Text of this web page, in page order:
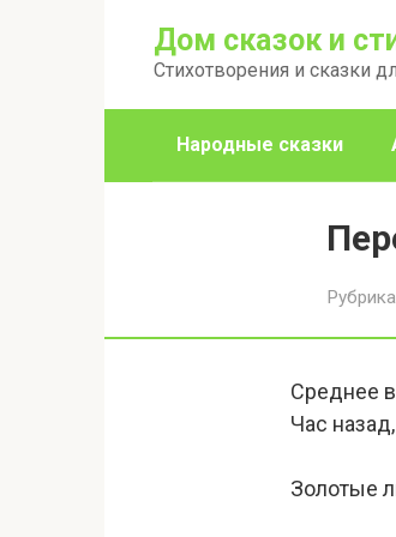
Дом сказок и
Стихотворения и сказки
Народные сказки
Среднее
Час
Золотые